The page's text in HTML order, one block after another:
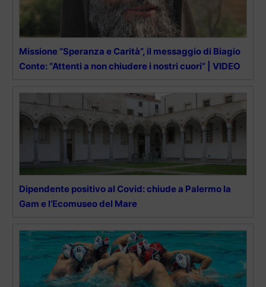
Missione “Speranza e Carità”, il messaggio di Biagio
Conte: “Attenti a non chiudere i nostri cuori” | VIDEO
Dipendente positivo al Covid: chiude a Palermo la
Gam e l’Ecomuseo del Mare